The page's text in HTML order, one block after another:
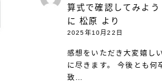
算式で確認してみよう
に松原 より
2025年10月22日
感想をいただき大変嬉し
に尽きます。 今後とも何
致…